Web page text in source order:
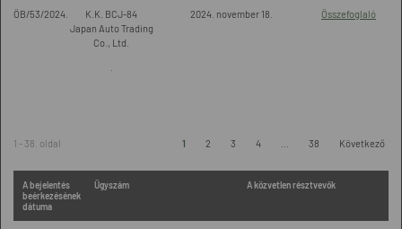
ÖB/53/2024.
K.K. BCJ-84
Japan Auto Trading
Co., Ltd.
2024. november 18. Összefoglaló
1 - 38. oldal 1 2 3 4 38 Következő
A bejelentés
beérkezésének
dátuma
Ügyszám A közvetlen résztvevők